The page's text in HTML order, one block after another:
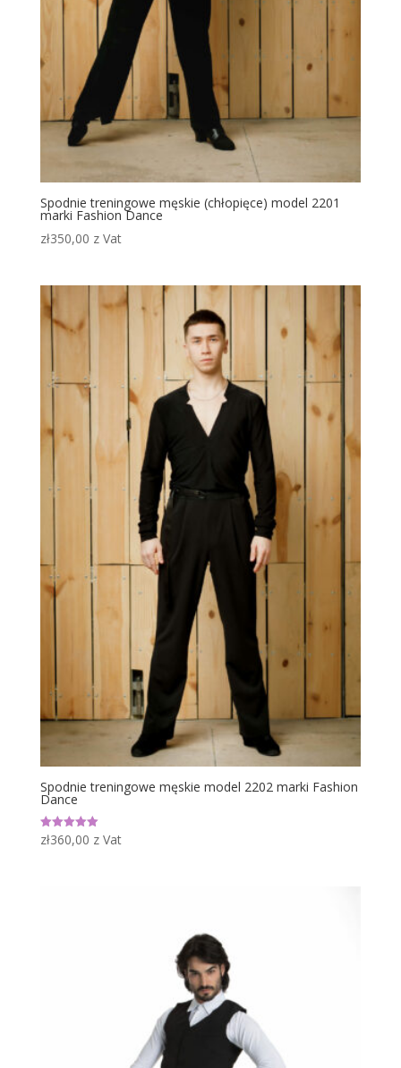
Spodnie treningowe męskie (chłopięce) model 2201
marki Fashion Dance
zł350,00 z Vat
Spodnie treningowe męskie model 2202 marki Fashion
Dance
Oceniono
5.00
zł360,00 z Vat